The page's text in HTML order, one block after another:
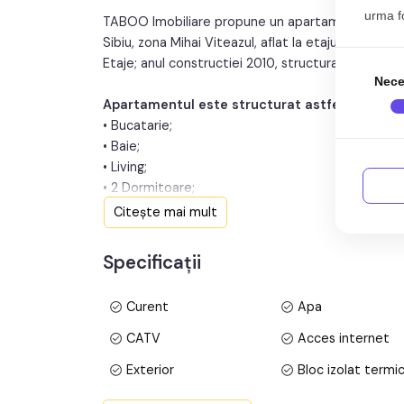
TABOO Imobiliare propune un apartament de
Sibiu, zona Mihai Viteazul, aflat la etajul
Etaje; anul constructiei 2010, structura beton.
Apartamentul este structurat astfel:
• Bucatarie;
• Baie;
• Living;
• 2 Dormitoare;
• Hol intermediar;
• Usa intrare: metal;
• Tamplarie ferestre: pvc, termopan;
• Pereti: vopsea lavabila, faianta;
Citește mai mult
Specificații
Curent Apa
CATV
Acces internet
Exterior
Bloc izolat termic
urma